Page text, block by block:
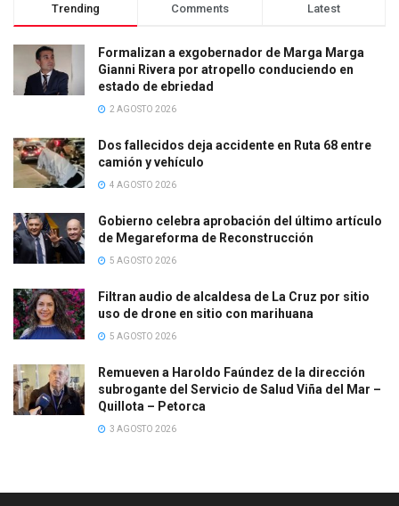
Trending Comments Latest
Formalizan a exgobernador de Marga Marga
Gianni Rivera por atropello conduciendo en
estado de ebriedad
2 AGOSTO 2026
Dos fallecidos deja accidente en Ruta 68 entre
camión y vehículo
4 AGOSTO 2026
Gobierno celebra aprobación del último artículo
de Megareforma de Reconstrucción
5 AGOSTO 2026
Filtran audio de alcaldesa de La Cruz por sitio
uso de drone en sitio con marihuana
5 AGOSTO 2026
Remueven a Haroldo Faúndez de la dirección
subrogante del Servicio de Salud Viña del Mar –
Quillota – Petorca
3 AGOSTO 2026